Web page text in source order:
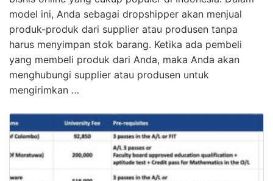
model ini, Anda sebagai dropshipper akan menjual
produk-produk dari supplier atau produsen tanpa
harus menyimpan stok barang. Ketika ada pembeli
yang membeli produk dari Anda, maka Anda akan
menghubungi supplier atau produsen untuk
mengirimkan …